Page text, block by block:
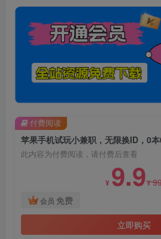
苹果手机试玩小兼职，无限换ID，0
此内容为付费阅读，请付费后查看
¥ 9.9¥
会员 免费
立即购买
付费阅读